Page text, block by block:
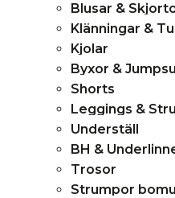
Blusar &
Klänningar &
Kjolar
Byxor &
Shorts
Leggings &
Underställ
BH &
Trosor
Strumpor